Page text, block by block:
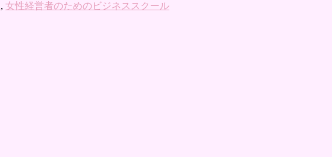
, 女性経営者のためのビジネススクール